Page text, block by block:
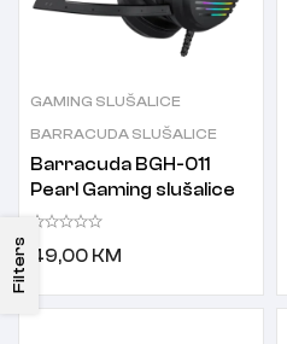
Filters
GAMING SLUŠALICE
BARRACUDA SLUŠALICE
Barracuda BGH-011
Pearl Gaming slušalice
49,00 KM